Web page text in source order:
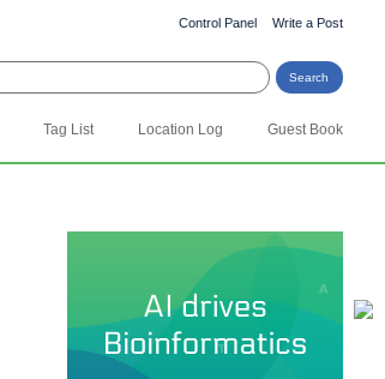
Control Panel Write a Post
Tag List Location Log Guest Book